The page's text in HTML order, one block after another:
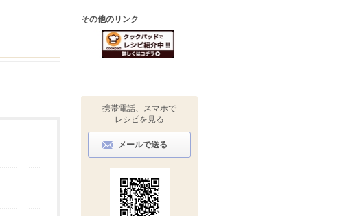
その他のリンク
携帯電話、スマホで
レシピを見る
メールで送る